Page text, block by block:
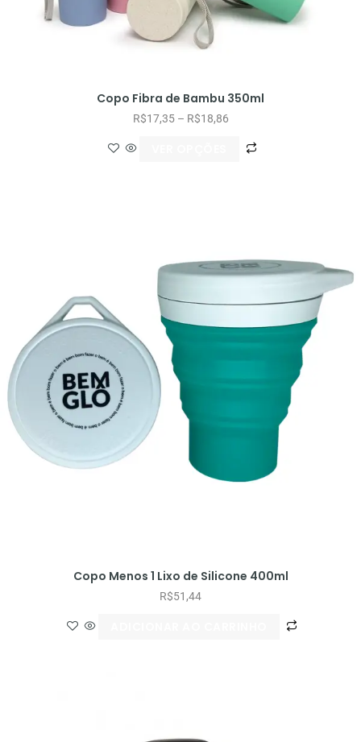
Copo Fibra de Bambu 350ml
R$17,35 – R$18,86
Copo Menos 1 Lixo de Silicone 400ml
R$51,44